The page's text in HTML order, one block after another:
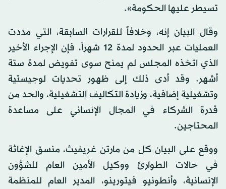
تسيطر عليها الحكومة».
وقال البيان إنه، وخلافاً للقرارات السابقة، التي مددت
العمليات عبر الحدود لمدة 12 شهراً، فإن الإجراء الأخير
الذي اتخذه المجلس لم يمنح سوى تفويض لمدة ستة
أشهر. وقد أدى ذلك إلى ظهور تحديات لوجيستية
وتشغيلية إضافية، وزيادة التكاليف التشغيلية، والحد من
قدرة الشركاء في المجال الإنساني على مساعدة
المحتاجين.
ووقع على البيان كل من مارتن غريفيث، منسق الإغاثة
في حالات الطوارئ ووكيل الأمين العام للشؤون
الإنسانية، وأنطونيو فيتورينو، المدير العام للمنظمة